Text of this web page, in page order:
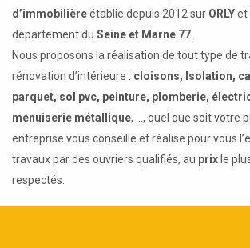
d’immobilièreétablie depuis 2012 sur ORLYet
département du Seine et Marne 77
Nous proposons la réalisation de tout type de
rénovation d’intérieure : cloisons, Isolation,
parquet, sol pvc, peinture, plomberie,
menuiserie métallique, ..., quel que soit votre
entreprise vous conseille et réalise pour vous
travaux par des ouvriers qualifiés, au prix le
respectés.